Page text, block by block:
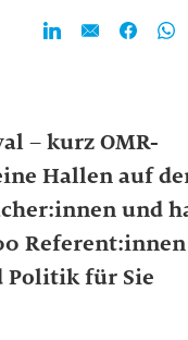
– kurz OMR-
Hallen auf
und
Referent:innen
Politik für Sie